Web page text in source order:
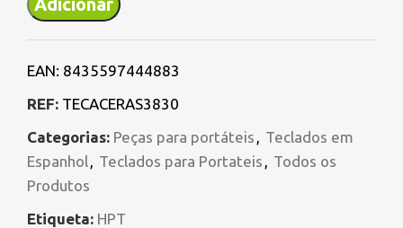
EAN: 8435597444883
REF: TECACERAS3830
Categorias: Peças para portáteis
Teclados em
Espanhol
Teclados para Portateis
Todos os
Produtos
Etiqueta: HPT